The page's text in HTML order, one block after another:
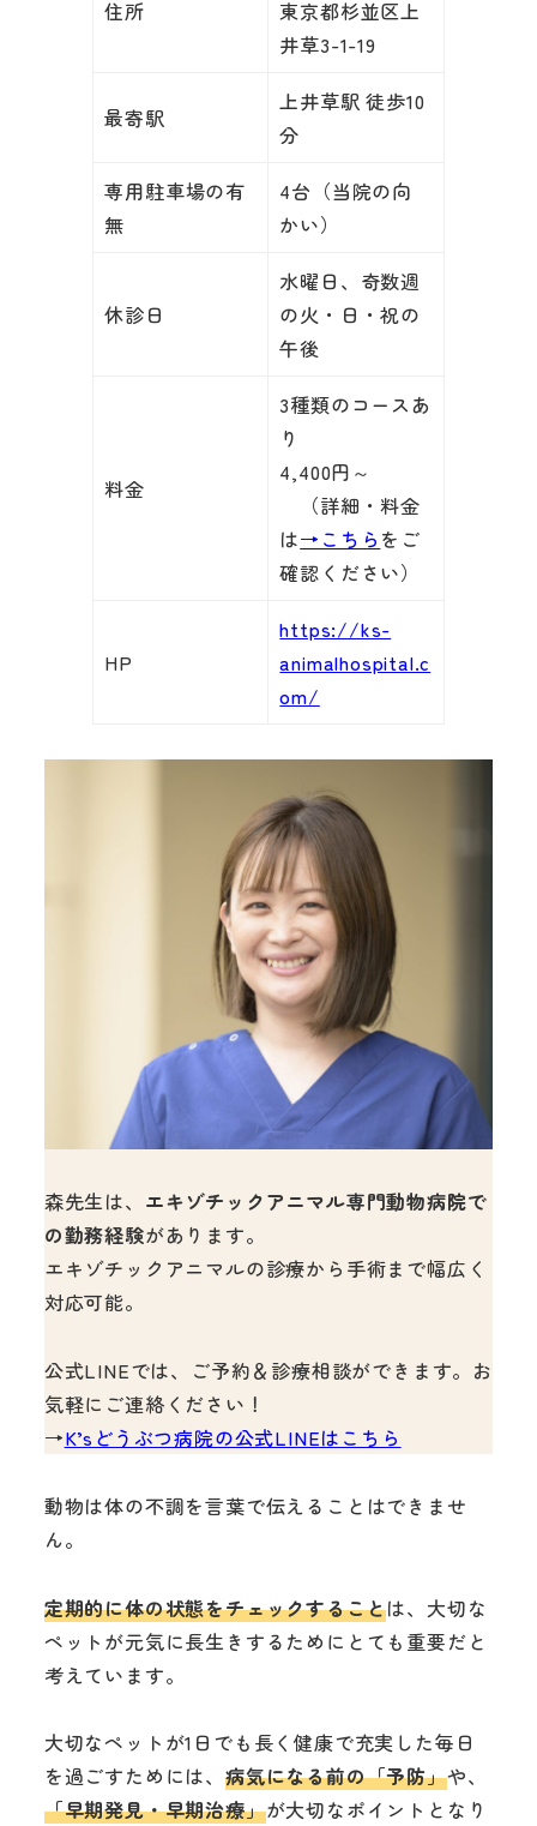
住所
東京都杉並区上
井草3-1-19
最寄駅
上井草駅 徒歩10
分
専用駐車場の有
無
4台（当院の向
かい）
休診日
水曜日、奇数週
の火・日・祝の
午後
料金
3種類のコースあ
り
4,400円～
（詳細・料金
は→こちら をご
確認ください）
HP
https://ks-
animalhospital.c
om/
森先生は、 エキゾチックアニマル専門動物病院で
の勤務経験があります。
エキゾチックアニマルの診療から手術まで幅広く
対応可能。
公式LINEでは、ご予約＆診療相談ができます。お
気軽にご連絡ください！
→K’sどうぶつ病院の公式LINEはこちら
動物は体の不調を言葉で伝えることはできませ
ん。
定期的に体の状態をチェックすることは、大切な
ペットが元気に長生きするためにとても重要だと
考えています。
大切なペットが1日でも長く健康で充実した毎日
を過ごすためには、 病気になる前の「予防」や、
「早期発見・早期治療」が大切なポイントとなり